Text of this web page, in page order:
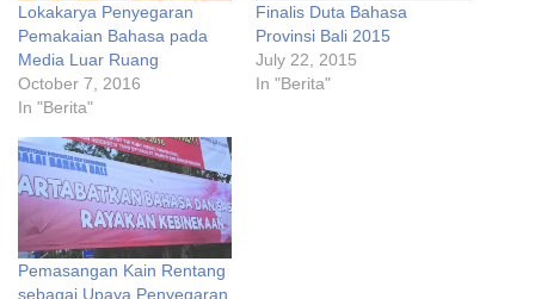
Lokakarya Penyegaran
Pemakaian Bahasa pada
Media Luar Ruang
October 7, 2016
In "Berita"
Finalis Duta Bahasa
Provinsi Bali 2015
July 22, 2015
In "Berita"
Pemasangan Kain Rentang
sebagai Upaya Penyegaran